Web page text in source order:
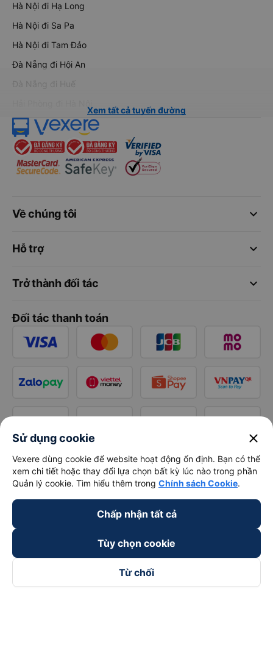
Hà Nội đi Hạ Long
Hà Nội đi Sa Pa
Hà Nội đi Tam Đảo
Đà Nẵng đi Hội An
Đà Nẵng đi Huế
Xem tất cả tuyến đường
keyboard_arrow_down
Về chúng tôi
keyboard_arrow_down
Hỗ trợ
keyboard_arrow_down
Trở thành đối tác
Đối tác thanh toán
Sử dụng cookie close
Vexere dùng cookie để website hoạt động ổn định. Bạn có thể
xem chi tiết hoặc thay đổi lựa chọn bất kỳ lúc nào trong phần
Quản lý cookie. Tìm hiểu thêm trong Chính sách Cookie.
Chấp nhận tất cả
Tùy chọn cookie
Từ chối